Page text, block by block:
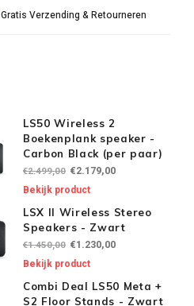
Gratis Verzending & Retourneren
LS50 Wireless 2
Boekenplank speaker -
Carbon Black (per paar)
€2.499,00 €2.179,00
Bekijk product
LSX II Wireless Stereo
Speakers - Zwart
€1.450,00 €1.230,00
Bekijk product
Combi Deal LS50 Meta +
S2 Floor Stands - Zwart